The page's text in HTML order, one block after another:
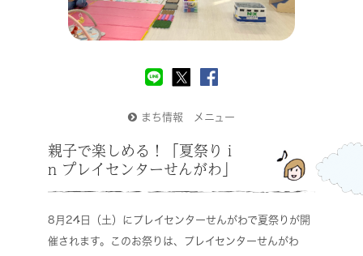
まち情報 メニュー
親子で楽しめる！「夏祭り i
n プレイセンターせんがわ」
8月24日（土）にプレイセンターせんがわで夏祭りが開
催されます。このお祭りは、プレイセンターせんがわ